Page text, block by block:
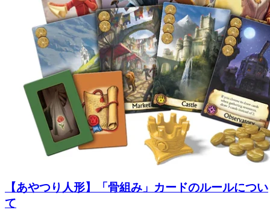
【あやつり人形】「骨組み」カードのルールについ
て